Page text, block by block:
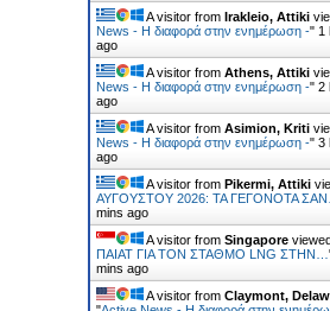
A visitor from Irakleio, Attiki
News - Η διαφορά στην ενημέρωση -" 1
ago
A visitor from Athens, Attiki
News - Η διαφορά στην ενημέρωση -" 2
ago
A visitor from Asimion, Kriti
News - Η διαφορά στην ενημέρωση -" 3
ago
A visitor from Pikermi, Attiki
ΑΥΓΟΥΣΤΟΥ 2026: ΤΑ ΓΕΓΟΝΟΤΑ
mins ago
A visitor from Singapore
ΠΑΙΑΤ ΓΙΑ ΤΟΝ ΣΤΑΘΜΟ LNG ΣΤΗΝ…
mins ago
A visitor from Claymont,